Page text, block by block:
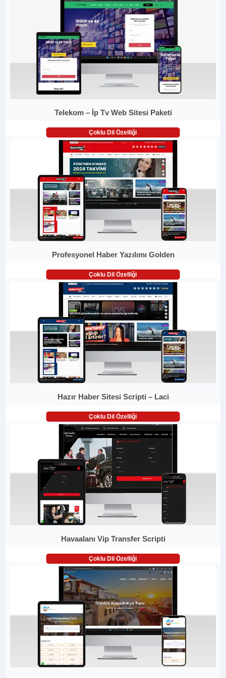
Telekom – İp Tv Web Sitesi Paketi
Çoklu Dil Özelliği
Profesyonel Haber Yazılımı Golden
Çoklu Dil Özelliği
Hazır Haber Sitesi Scripti – Laci
Çoklu Dil Özelliği
Havaalanı Vip Transfer Scripti
Çoklu Dil Özelliği